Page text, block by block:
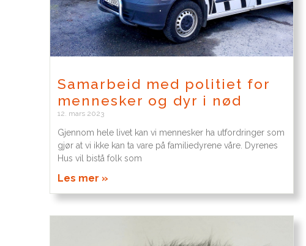
Samarbeid med politiet for
mennesker og dyr i nød
12. mars 2023
Gjennom hele livet kan vi mennesker ha utfordringer som
gjør at vi ikke kan ta vare på familiedyrene våre. Dyrenes
Hus vil bistå folk som
Les mer »